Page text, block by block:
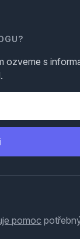
ozveme s
pomoc